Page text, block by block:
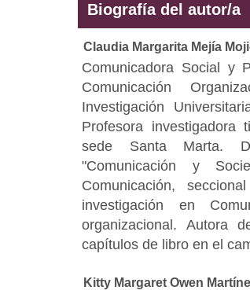
Biografía del autor/a
Claudia Margarita Mejía
Comunicadora Social y
Comunicación
Investigación
Profesora investigadora
sede Santa Marta.
"Comunicación y
Comunicación,
investigación en
organizacional. Autora
capítulos de libro en el
Kitty Margaret Owen